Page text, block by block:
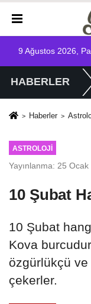
9 Ağustos 2026,
HABERLER
Haberler
ASTROLOJI
Yayınlanma: 25
10 Şubat
10 Şubat
Kova
özgürlükçü ve
çekerler.